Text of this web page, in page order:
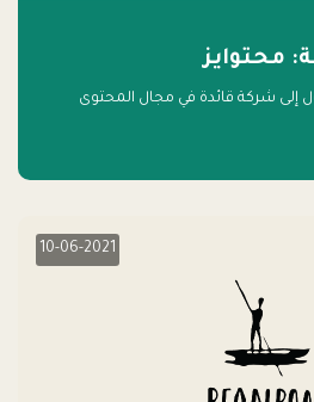
محتوايز
شركة قائدة في مجال المحتوى
10-06-2021